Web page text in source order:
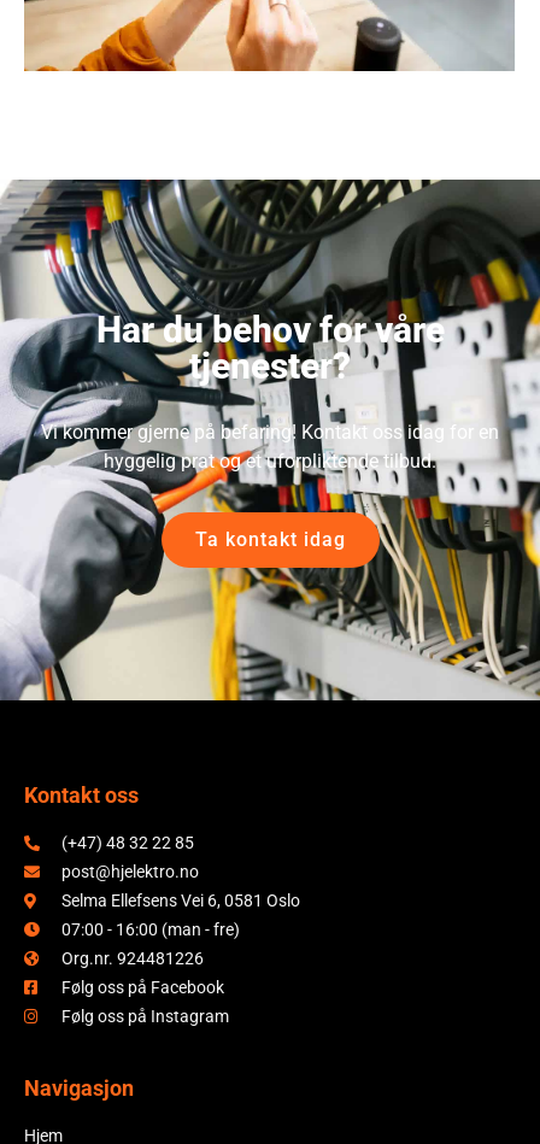
Har du behov for våre
tjenester?
Vi kommer gjerne på befaring! Kontakt oss idag for en
hyggelig prat og et uforpliktende tilbud.
Ta kontakt idag
Kontakt oss
(+47) 48 32 22 85
post@hjelektro.no
Selma Ellefsens Vei 6, 0581 Oslo
07:00 - 16:00 (man - fre)
Org.nr. 924481226
Følg oss på Facebook
Følg oss på Instagram
Navigasjon
Hjem